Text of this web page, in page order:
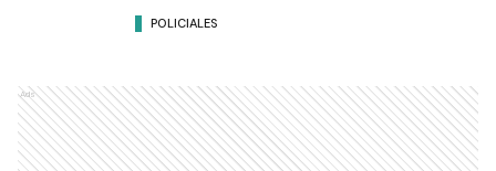
POLICIALES
Ads